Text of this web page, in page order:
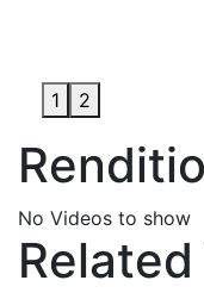
1 2
No Videos to show